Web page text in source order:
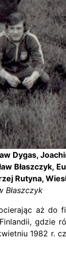
Dygas,
Błaszczyk,
Rutyna,
Błaszczyk
aż do
gdzie
1982 r.